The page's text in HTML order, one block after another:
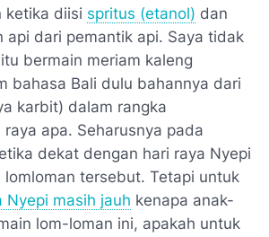
ketika diisi spritus (etanol) dan
api dari pemantik api. Saya tidak
bermain meriam kaleng
bahasa Bali dulu bahannya dari
karbit) dalam rangka
apa. Seharusnya pada
dekat dengan hari raya Nyepi
lomloman tersebut. Tetapi untuk
Nyepi masih jauh kenapa anak-
lom-loman ini, apakah untuk